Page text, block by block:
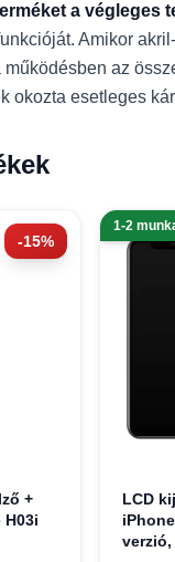
a végleges
Amikor
az
okozta esetleges
-15%
+
1-2
LCD